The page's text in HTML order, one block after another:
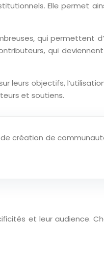
Elle permet
qui permettent
qui
leurs objectifs,
et soutiens.
création de
et leur audience.